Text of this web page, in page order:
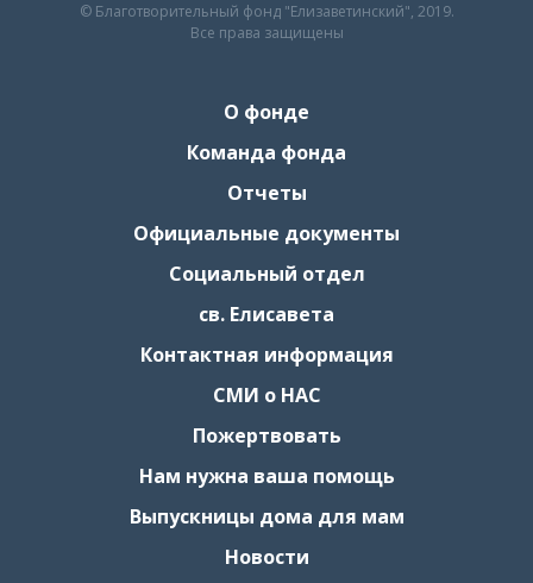
© Благотворительный фонд "Елизаветинский", 2019.
Все права защищены
О фонде
Команда фонда
Отчеты
Официальные документы
Социальный отдел
св. Елисавета
Контактная информация
СМИ о НАС
Пожертвовать
Нам нужна ваша помощь
Выпускницы дома для мам
Новости